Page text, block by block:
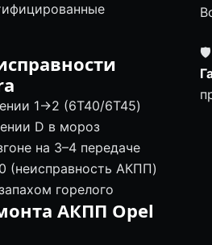
1→2 (6T40/6T45)
D в мороз
на 3–4 передаче
(неисправность АКПП)
горелого
АКПП Opel
🛡